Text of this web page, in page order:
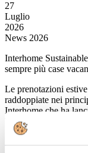
27
Luglio
2026
News 2026
Interhome
sempre più case
Le prenotazioni
raddoppiate nei
Interhome che ha
Trends”.